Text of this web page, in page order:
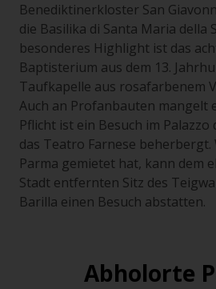
Benediktinerkloster San
die Basilika di Santa Maria della
besonderes Highlight ist das
Baptisterium aus dem 13.
Taufkapelle aus rosafarbenem
Auch an Profanbauten mangelt
Pflicht ist ein Besuch im Palazzo
das Teatro Farnese beherbergt.
Parma gemietet hat, kann dem
Stadt entfernten Sitz des
Barilla einen Besuch abstatten.
Abholorte